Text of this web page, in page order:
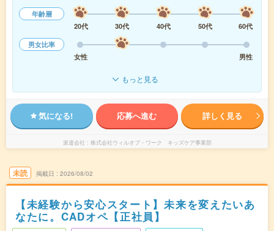
年齢層
20代
30代 40代 50代
60代
男女比率
女性
男性
もっと見る
気になる! 応募へ進む 詳しく見る
派遣会社 株式会社ウィルオブ・ワーク キッズケア事業部
未読 掲載日 2026/08/02
【未経験から安心スタート】未来を変えたいあ
なたに。CADオペ【正社員】